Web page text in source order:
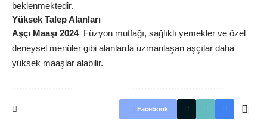
beklenmektedir.
Yüksek Talep Alanları
Aşçı Maaşı 2024Füzyon mutfağı, sağlıklı yemekler ve özel
deneysel menüler gibi alanlarda uzmanlaşan aşçılar daha
yüksek maaşlar alabilir.
Facebook